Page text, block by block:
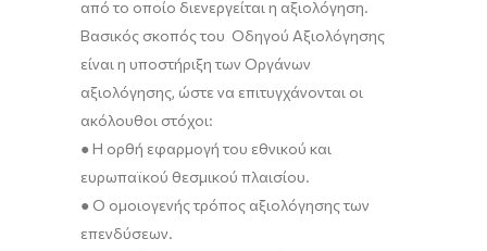
από το οποίο διενεργείται η αξιολόγηση.
Βασικός σκοπός του Οδηγού Αξιολόγησης
είναι η υποστήριξη των Οργάνων
αξιολόγησης, ώστε να επιτυγχάνονται οι
ακόλουθοι στόχοι:
● Η ορθή εφαρμογή του εθνικού και
ευρωπαϊκού θεσμικού πλαισίου.
● Ο ομοιογενής τρόπος αξιολόγησης των
επενδύσεων.